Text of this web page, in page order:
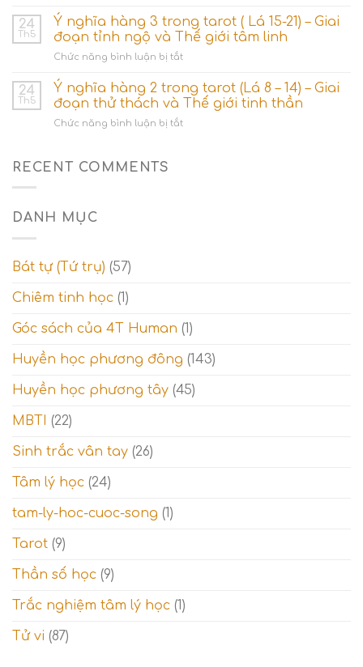
các
dòng
năng
Arcana
nghĩa
7
cột
trong
ẩn
chính
24
Th5
Ý nghĩa hàng 3 trong tarot ( Lá 15-21) – Giai
đoạn tỉnh ngộ và Thế giới tâm linh
Chức năng bình luận bị tắtở
nghĩa
hàng
3
trong
linh
24
Th5
Ý nghĩa hàng 2 trong tarot (Lá 8 – 14) – Giai
đoạn thử thách và Thế giới tinh thần
Chức năng bình luận bị tắtở
thách
Thế
giới
tinh
thần
RECENT COMMENTS
DANH MỤC
Bát tự (Tứ trụ) (57)
Chiêm tinh học (1)
Góc sách của 4T Human (1)
Huyền học phương đông (143)
Huyền học phương tây (45)
MBTI (22)
Sinh trắc vân tay (26)
Tâm lý học (24)
tam-ly-hoc-cuoc-song (1)
Tarot (9)
Thần số học (9)
Trắc nghiệm tâm lý học (1)
Tử vi (87)